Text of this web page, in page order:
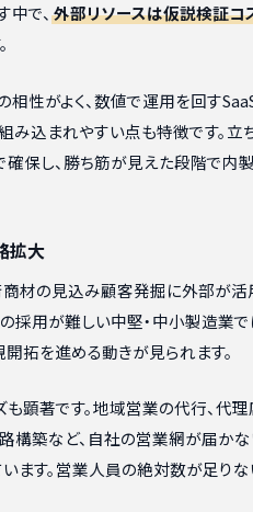
で、 外部リソースは仮説検証コ
相性がよく、数値で運用を回す
み込まれやすい点も特徴です。立
保し、勝ち筋が見えた段階で内
拡大
材の見込み顧客発掘に外部が活
採用が難しい中堅・中小製造業で
拓を進める動きが見られます。
顕著です。地域営業の代行、代理
構築など、自社の営業網が届か
ます。営業人員の絶対数が足りな